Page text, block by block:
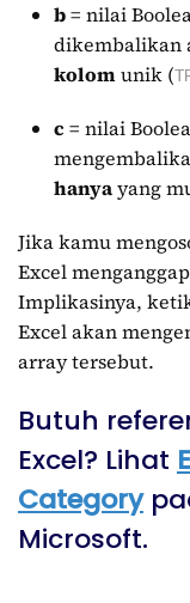
b= nilai
dikembalikan
kolomunik (
c = nilai
hanyayang
Jika kamu
Excel menganggap
Implikasinya,
Excel akan
array tersebut.
Butuh
Excel? Lihat
Category
Microsoft.